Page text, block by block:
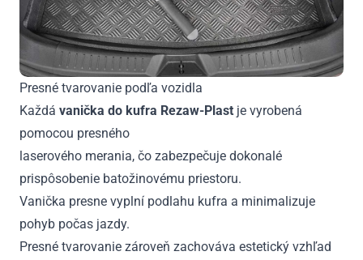
Presné tvarovanie podľa vozidla
Každá vanička do kufra Rezaw-Plast je vyrobená
pomocou presného
laserového merania, čo zabezpečuje dokonalé
prispôsobenie batožinovému priestoru.
Vanička presne vyplní podlahu kufra a minimalizuje
pohyb počas jazdy.
Presné tvarovanie zároveň zachováva estetický vzhľad